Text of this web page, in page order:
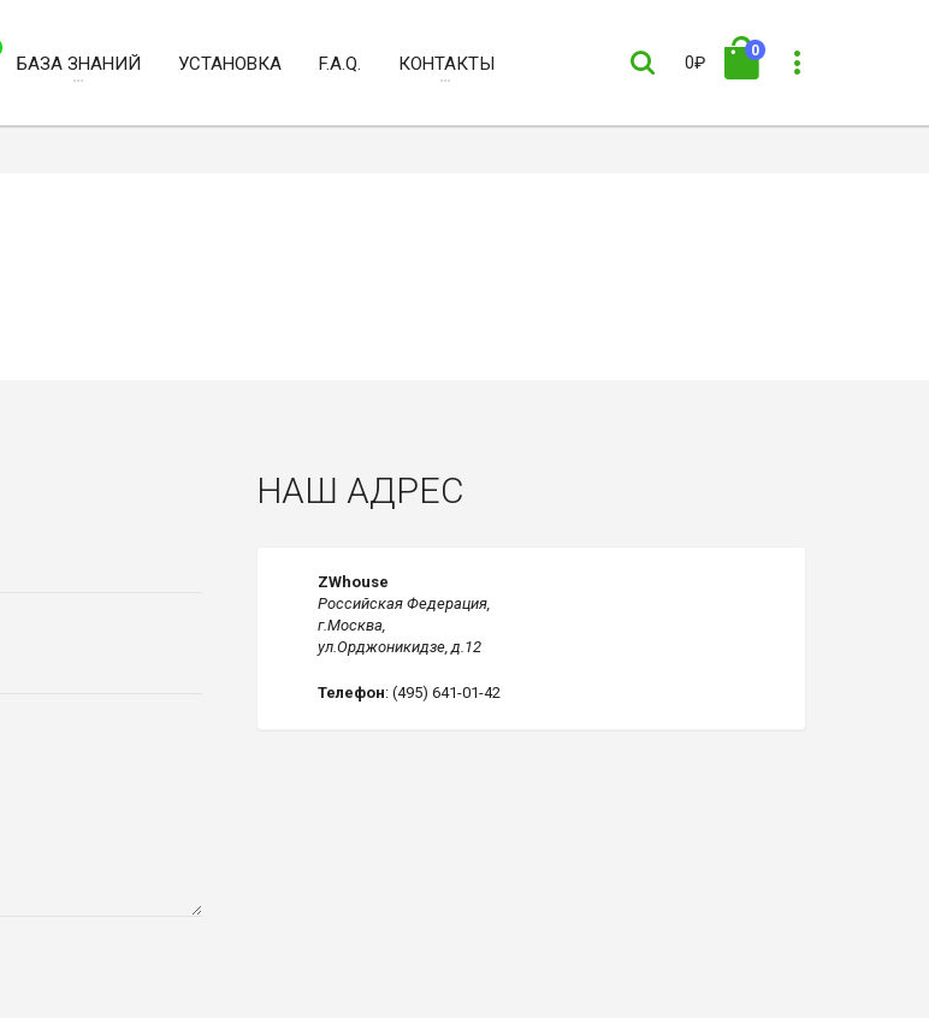
0₽
0
БАЗА ЗНАНИЙ УСТАНОВКА F.A.Q. КОНТАКТЫ
НАШ АДРЕС
ZWhouse
Российская Федерация,
г.Москва,
ул.Орджоникидзе, д.12
Телефон: (495) 641-01-42